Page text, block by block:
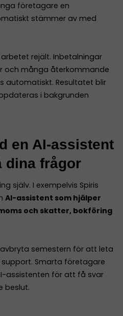
företagare en
stämmer av med
rejält. Inbetalningar
och många återkommande
automatiskt. Resultatet blir
i bakgrunden
en AI-assistent
dina frågor
själv. I exempelvis Spiris
AI-assistent som hjälper
och skatter, bokföring
semestern för att leta
Smarta företagare
assistenten för att få svar
beslut.